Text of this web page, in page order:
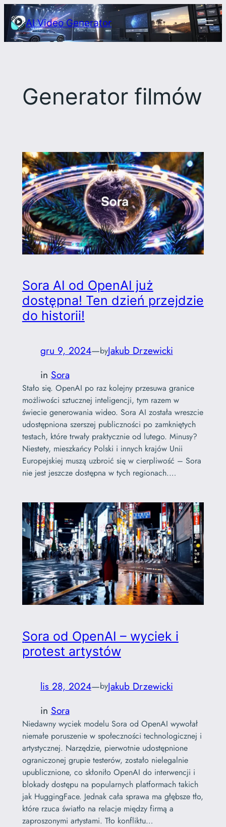
Przejdź
do
treści
AI Video Generator
Generator filmów
Sora AI od OpenAI już
dostępna! Ten dzień przejdzie
do historii!
gru 9, 2024—byJakub Drzewicki
in Sora
Stało się. OpenAI po raz kolejny przesuwa granice
możliwości sztucznej inteligencji, tym razem w
świecie generowania wideo. Sora AI została wreszcie
udostępniona szerszej publiczności po zamkniętych
testach, które trwały praktycznie od lutego. Minusy?
Niestety, mieszkańcy Polski i innych krajów Unii
Europejskiej muszą uzbroić się w cierpliwość – Sora
nie jest jeszcze dostępna w tych regionach.…
Sora od OpenAI – wyciek i
protest artystów
lis 28, 2024—byJakub Drzewicki
in Sora
Niedawny wyciek modelu Sora od OpenAI wywołał
niemałe poruszenie w społeczności technologicznej i
artystycznej. Narzędzie, pierwotnie udostępnione
ograniczonej grupie testerów, zostało nielegalnie
upublicznione, co skłoniło OpenAI do interwencji i
blokady dostępu na popularnych platformach takich
jak HuggingFace. Jednak cała sprawa ma głębsze tło,
które rzuca światło na relacje między firmą a
zaproszonymi artystami. Tło konfliktu…